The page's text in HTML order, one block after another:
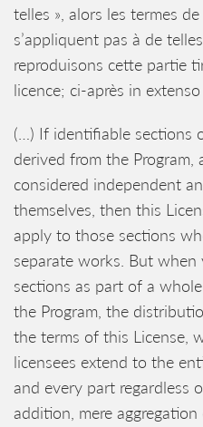
telles », alors les termes
s’appliquent pas à de
reproduisons cette partie
licence; ci-après in extenso
(…) If identifiable sections
derived from the Program,
considered independent
themselves, then this
apply to those sections
separate works. But
sections as part of a
the Program, the
the terms of this License,
licensees extend to the
and every part regardless
addition, mere